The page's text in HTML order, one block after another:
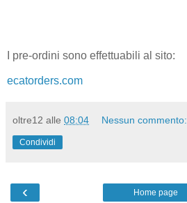
I pre-ordini sono effettuabili al sito:
ecatorders.com
oltre12 alle 08:04 Nessun commento:
Condividi
‹ Home page